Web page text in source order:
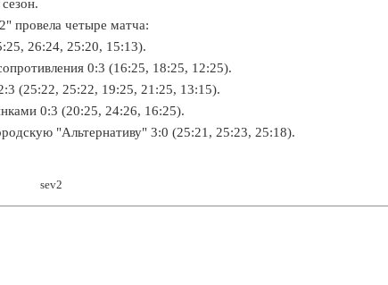
провела четыре матча:
26:24, 25:20, 15:13).
0:3 (16:25, 18:25, 12:25).
(25:22, 25:22, 19:25, 21:25, 13:15).
0:3 (20:25, 24:26, 16:25).
"Альтернативу" 3:0 (25:21, 25:23, 25:18).